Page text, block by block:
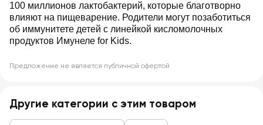
100 миллионов лактобактерий, которые благотворно
влияют на пищеварение. Родители могут позаботиться
об иммунитете детей с линейкой кисломолочных
продуктов Имунеле for Kids.
Предложение не является публичной офертой
Другие категории с этим товаром